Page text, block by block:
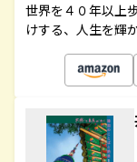
世界を４０年以上
けする、人生を輝